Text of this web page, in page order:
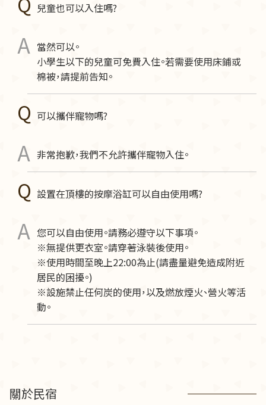
兒童也可以入住嗎?
當然可以。
小學生以下的兒童可免費入住。若需要使用床鋪或
棉被，請提前告知。
可以攜伴寵物嗎?
非常抱歉，我們不允許攜伴寵物入住。
設置在頂樓的按摩浴缸可以自由使用嗎?
您可以自由使用。請務必遵守以下事項。
※無提供更衣室。請穿著泳裝後使用。
※使用時間至晚上22:00為止(請盡量避免造成附近
居民的困擾。)
※設施禁止任何炭的使用，以及燃放煙火、營火等活
動。
關於民宿